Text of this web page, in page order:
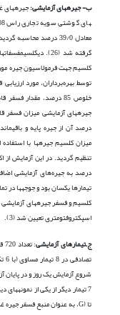
ب- جیره­های آزمایشی:جیره­های
کلسیم جهت فرمولاسیون جیره­
توسط بهره‌برداران، مورد
درصد آن از جیره پایه و
تیمارها یکسان بود و جوجه­ها در
کلسیم و فسفر جیره­های آزمایشی
اسپکتروفتومتری تعیین شد (3).
ج–تیمارهای آزمایشی
تا (G، به عنوان منبع فسفر جیره غذایی استفاده شد (جدول 1).